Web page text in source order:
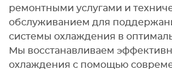
ремонтными услугами и
обслуживанием для
системы охлаждения в
Мы восстанавливаем
охлаждения с помощью